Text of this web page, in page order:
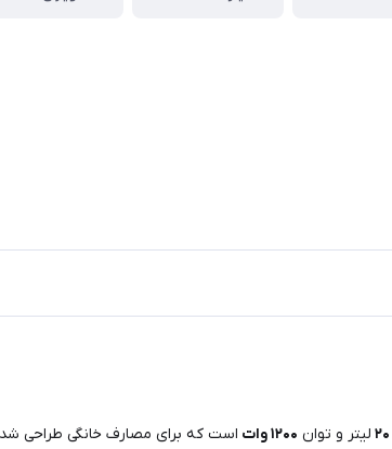
۲۰ لیتر و توان ۱۲۰۰وات است که برای مصارف خانگی طراحی